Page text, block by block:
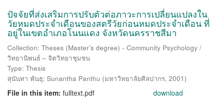
ปัจจัยที่ส่งเสริมการปรับตัวต่อภาวะการเปลี่ยนแปลงใน
วัยหมดประจำเดือนของสตรีวัยก่อนหมดประจำเดือน ที่
อยู่ในเขตอำเภอโนนแดง จังหวัดนครราชสีมา
Collection: Theses (Master's degree) - Community Psychology /
วิทยานิพนธ์ – จิตวิทยาชุมชน
Type: Thesis
สุนันทา พันธุ; Sunantha Panthu (มหาวิทยาลัยศิลปากร, 2001)
File in this item: fulltext.pdf download